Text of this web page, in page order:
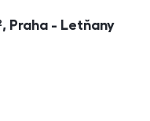
Praha - Letňany